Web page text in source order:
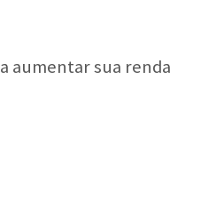
aumentar sua renda